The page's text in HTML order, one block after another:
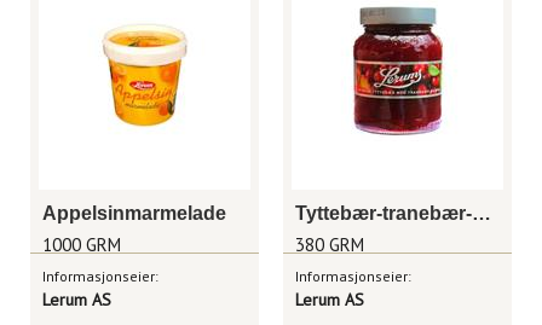
Appelsinmarmelade
1000 GRM
Informasjonseier:
Lerum AS
Tyttebær-tranebær-eple
380 GRM
Informasjonseier:
Lerum AS